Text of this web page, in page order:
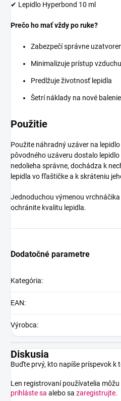
✔ Lepidlo Hyperbond 10 ml
Prečo ho mať vždy po ruke?
Zabezpečí správne
Minimalizuje prístup
Predlžuje životnosť lepidla
Šetrí náklady na nové balenie
Použitie
Použite náhradný uzáver na
pôvodného uzáveru dostalo
nedolieha správne, dochádza k
lepidla vo fľaštičke a k skráteniu
Jednoduchou výmenou
ochránite kvalitu lepidla.
Dodatočné parametre
Kategória:
EAN:
Výrobca:
Diskusia
Buďte prvý, kto napíše príspevok k
Len registrovaní používatelia
prihláste sa alebo sa zaregistrujte.